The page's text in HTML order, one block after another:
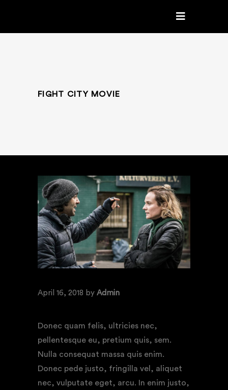
FIGHT CITY MOVIE
April 16, 2018 by Admin
Donec quam felis, ultricies nec,
pellentesque eu, pretium quis, sem.
Nulla consequat massa quis enim.
Donec pede justo, fringilla vel, aliquet
nec, vulputate eget, arcu. In enim justo,